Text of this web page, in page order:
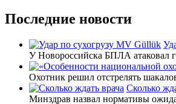
Последние новости
У Новороссийска БПЛА атаковал
Охотник решил отстрелять
Сколько
Минздрав назвал нормативы